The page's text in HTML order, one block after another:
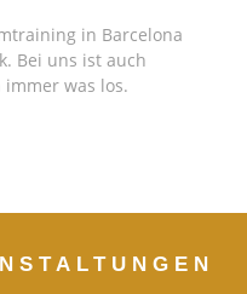
in Barcelona
Bei uns ist auch
was los.